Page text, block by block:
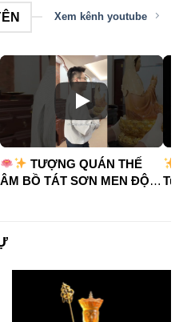
Xem kênh youtube
TƯỢNG QUÁN THẾ
ÂM BỒ TÁT SƠN MEN ĐỘ